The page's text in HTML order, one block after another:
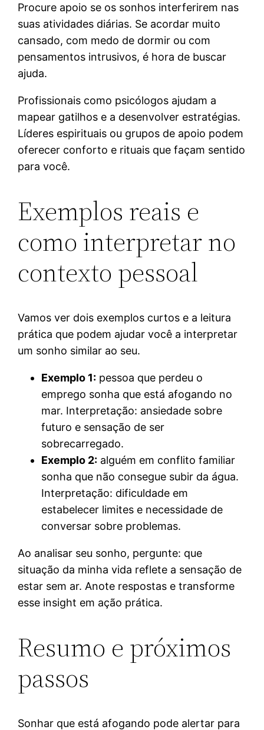
Procure apoio se os sonhos interferirem nas
suas atividades diárias. Se acordar muito
cansado, com medo de dormir ou com
pensamentos intrusivos, é hora de buscar
ajuda.
Profissionais como psicólogos ajudam a
mapear gatilhos e a desenvolver estratégias.
Líderes espirituais ou grupos de apoio podem
oferecer conforto e rituais que façam sentido
para você.
Exemplos reais e
como interpretar no
contexto pessoal
Vamos ver dois exemplos curtos e a leitura
prática que podem ajudar você a interpretar
um sonho similar ao seu.
Exemplo 1: pessoa que perdeu o
emprego sonha que está afogando no
mar. Interpretação: ansiedade sobre
futuro e sensação de ser
sobrecarregado.
Exemplo 2: alguém em conflito familiar
sonha que não consegue subir da água.
Interpretação: dificuldade em
estabelecer limites e necessidade de
conversar sobre problemas.
Ao analisar seu sonho, pergunte: que
situação da minha vida reflete a sensação de
estar sem ar. Anote respostas e transforme
esse insight em ação prática.
Resumo e próximos
passos
Sonhar que está afogando pode alertar para